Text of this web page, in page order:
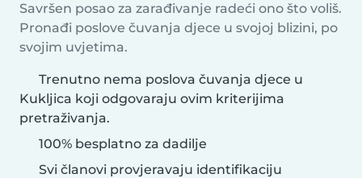
Savršen posao za zarađivanje radeći ono što voliš.
Pronađi poslove čuvanja djece u svojoj blizini, po
svojim uvjetima.
Trenutno nema poslova čuvanja djece u
Kukljica koji odgovaraju ovim kriterijima
pretraživanja.
100% besplatno za dadilje
Svi članovi provjeravaju identifikaciju